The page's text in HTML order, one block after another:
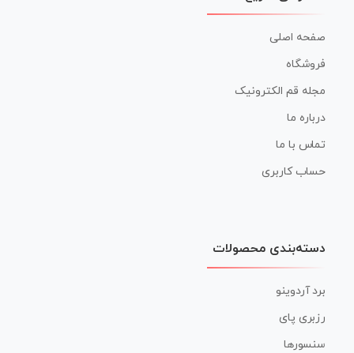
صفحه اصلی
فروشگاه
مجله قم الکترونیک
درباره ما
تماس با ما
حساب کاربری
دسته‌بندی محصولات
برد آردوینو
رزبری پای
سنسورها